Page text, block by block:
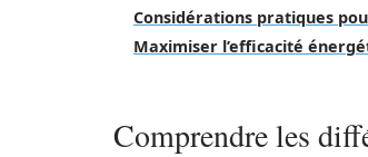
Considérations pratiques
Maximiser l’efficacité
Comprendre les